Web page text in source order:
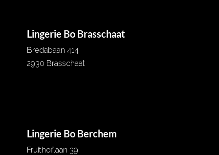
Lingerie Bo Brasschaat
Bredabaan 414
2930 Brasschaat
Lingerie Bo Berchem
Fruithoflaan 39